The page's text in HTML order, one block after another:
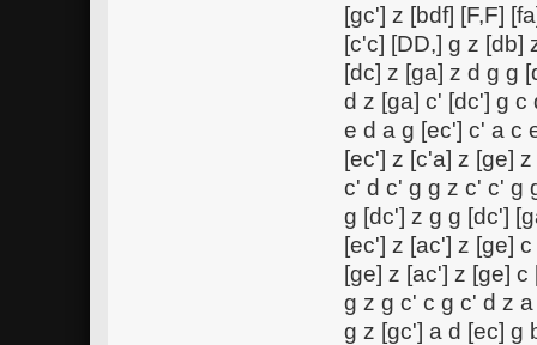
[gc'] z [bdf] [F,F]
[c'c] [DD,] g z [db]
[dc] z [ga] z d g g
d z [ga] c' [dc'] g c
e d a g [ec'] c' a c
[ec'] z [c'a] z [ge]
c' d c' g g z c' c' g
g [dc'] z g g [dc']
[ec'] z [ac'] z [ge]
[ge] z [ac'] z [ge]
g z g c' c g c' d z
g z [gc'] a d [ec] g